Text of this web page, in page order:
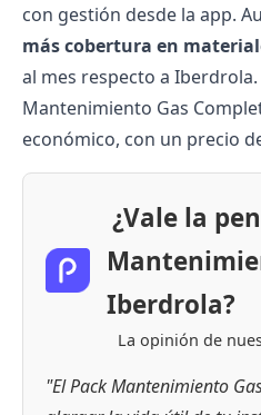
con gestión desde la app.
más cobertura en
al mes respecto a Iberdrola.
Mantenimiento Gas
económico, con un precio
¿Vale la
Iberdrola?
La opinión de
"El Pack Mantenimiento